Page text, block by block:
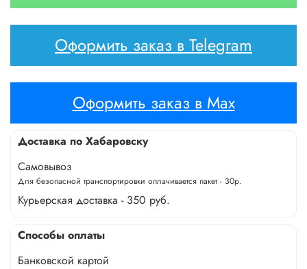
Оформить заказ в Telegram
Оформить заказ в Max
Доставка по Хабаровску
Самовывоз
Для безопасной транспортировки оплачивается пакет - 30р.
Курьерская доставка - 350 руб.
Способы оплаты
Банковской картой